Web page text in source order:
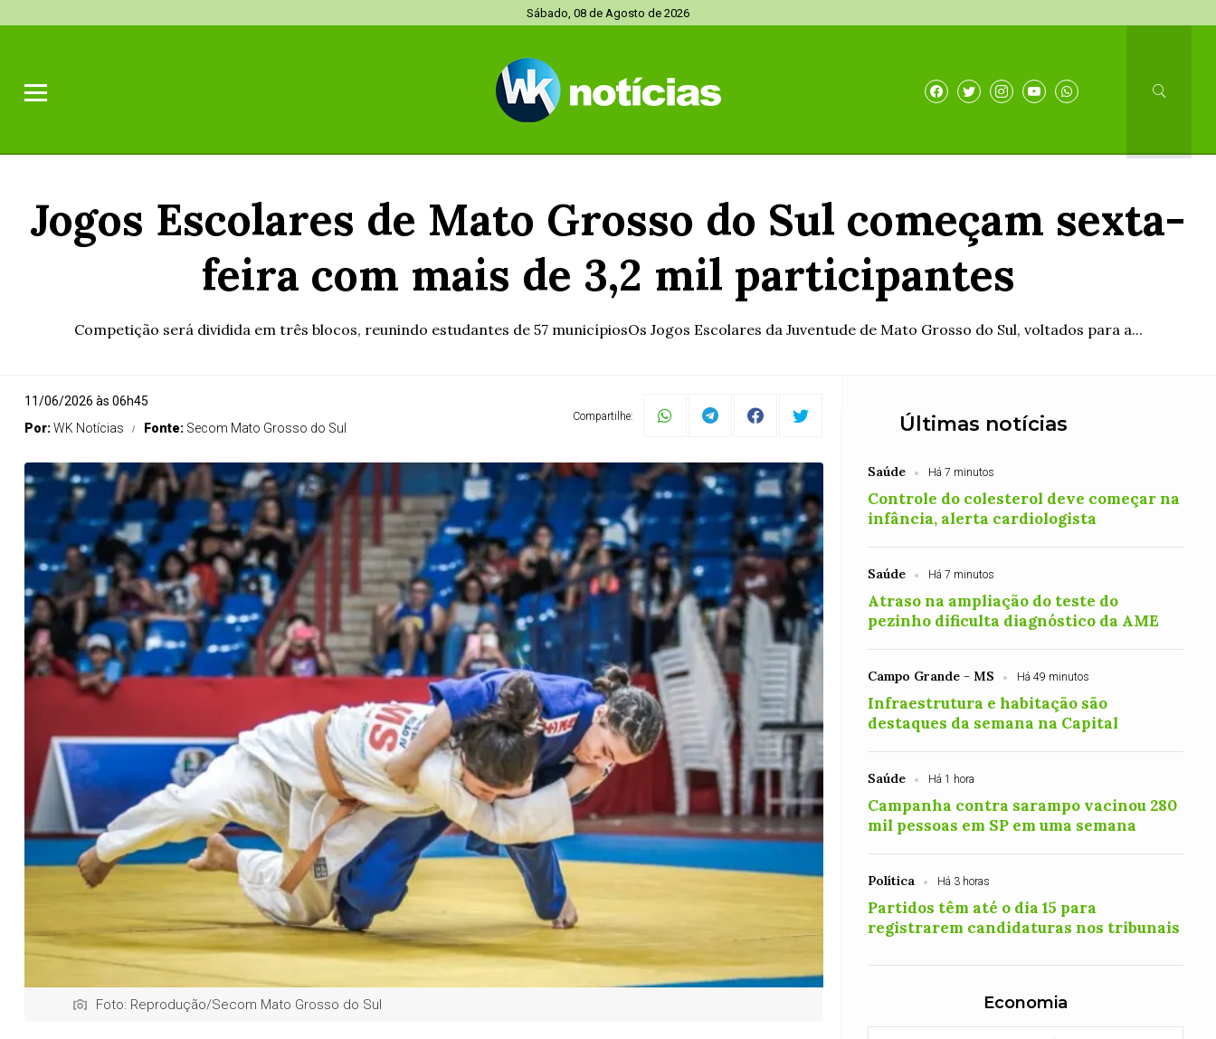
Sábado, 08 de Agosto de 2026
Jogos Escolares de Mato Grosso do Sul começam sexta-
feira com mais de 3,2 mil participantes
Competição será dividida em três blocos, reunindo estudantes de 57 municípiosOs Jogos Escolares da Juventude de Mato Grosso do Sul, voltados para a...
11/06/2026 às 06h45
Por:WK Notícias Fonte: Secom Mato Grosso do Sul
Compartilhe:
Foto: Reprodução/Secom Mato Grosso do Sul
Últimas notícias
Saúde Há 7 minutos
Controle do colesterol deve começar na
infância, alerta cardiologista
Saúde Há 7 minutos
Atraso na ampliação do teste do
pezinho dificulta diagnóstico da AME
Campo Grande - MS Há 49 minutos
Infraestrutura e habitação são
destaques da semana na Capital
Saúde Há 1 hora
Campanha contra sarampo vacinou 280
mil pessoas em SP em uma semana
Política Há 3 horas
Partidos têm até o dia 15 para
registrarem candidaturas nos tribunais
Economia